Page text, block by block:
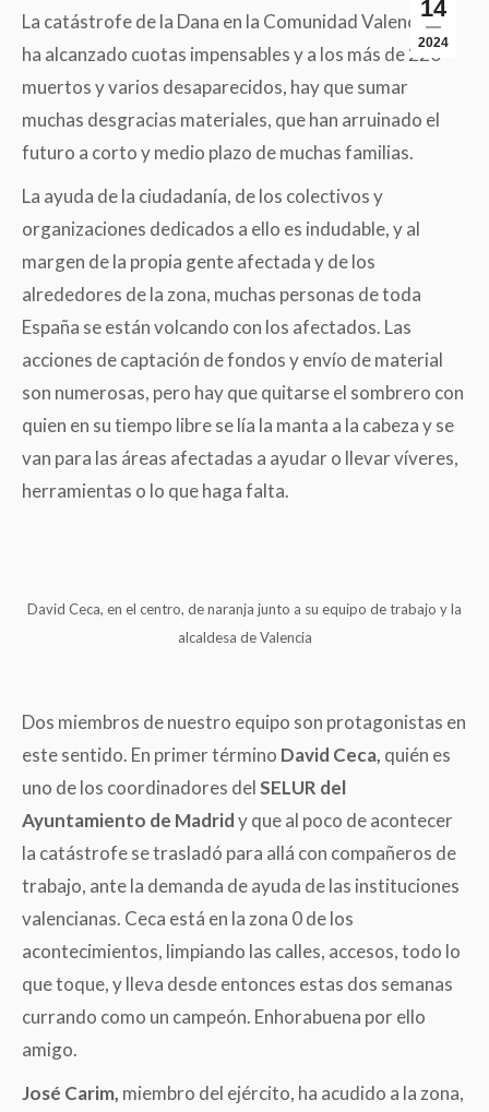
14
2024
La catástrofe de la Dana en la Comunidad Valenciana
ha alcanzado cuotas impensables y a los más de 220
muertos y varios desaparecidos, hay que sumar
muchas desgracias materiales, que han arruinado el
futuro a corto y medio plazo de muchas familias.
La ayuda de la ciudadanía, de los colectivos y
organizaciones dedicados a ello es indudable, y al
margen de la propia gente afectada y de los
alrededores de la zona, muchas personas de toda
España se están volcando con los afectados. Las
acciones de captación de fondos y envío de material
son numerosas, pero hay que quitarse el sombrero con
quien en su tiempo libre se lía la manta a la cabeza y se
van para las áreas afectadas a ayudar o llevar víveres,
herramientas o lo que haga falta.
David Ceca, en el centro, de naranja junto a su equipo de trabajo y la
alcaldesa de Valencia
Dos miembros de nuestro equipo son protagonistas en
este sentido. En primer término David Ceca, quién es
uno de los coordinadores delSELUR del
Ayuntamiento de Madridy que al poco de acontecer
la catástrofe se trasladó para allá con compañeros de
trabajo, ante la demanda de ayuda de las instituciones
valencianas. Ceca está en la zona 0 de los
acontecimientos, limpiando las calles, accesos, todo lo
que toque, y lleva desde entonces estas dos semanas
currando como un campeón. Enhorabuena por ello
amigo.
José Carim, miembro del ejército, ha acudido a la zona,